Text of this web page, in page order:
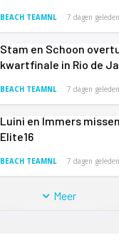
BEACH TEAMNL 7 dagen geleden
Stam en Schoon
kwartfinale in Rio de
BEACH TEAMNL 7 dagen geleden
Luini en Immers
Elite16
BEACH TEAMNL 7 dagen geleden
Meer